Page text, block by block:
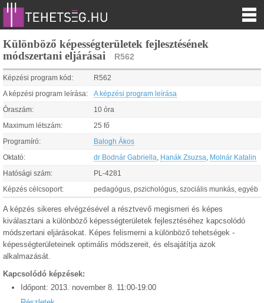
Különböző képességterületek fejlesztésének
módszertani eljárásai
R562
Képzési program kód: R562
A képzési program leírása: A képzési program leírása
Óraszám: 10 óra
Maximum létszám: 25 fő
Programíró: Balogh Ákos
Oktató: dr Bodnár Gabriella Hanák Zsuzsa Molnár Katalin
Hatósági szám: PL-4281
Képzés célcsoport: pedagógus, pszichológus, szociális munkás, egyéb
A képzés sikeres elvégzésével a résztvevő megismeri és képes
kiválasztani a különböző képességterületek fejlesztéséhez kapcsolódó
módszertani eljárásokat. Képes felismerni a különböző tehetségek -
képességterületeinek optimális módszereit, és elsajátítja azok
alkalmazását.
Kapcsolódó képzések:
Időpont: 2013. november 8. 11:00-19:00